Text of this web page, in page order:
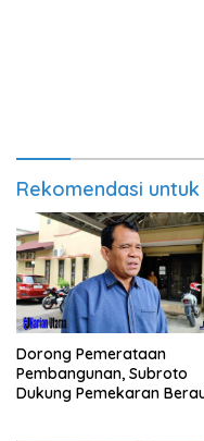
Rekomendasi
Dorong Pemerataan
Pembangunan, Subroto
Dukung Pemekaran